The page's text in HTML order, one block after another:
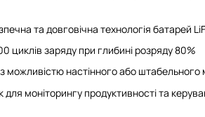
та довговічна технологія батарей
циклів заряду при глибині розряду 80%
з можливістю настінного або
моніторингу продуктивності та